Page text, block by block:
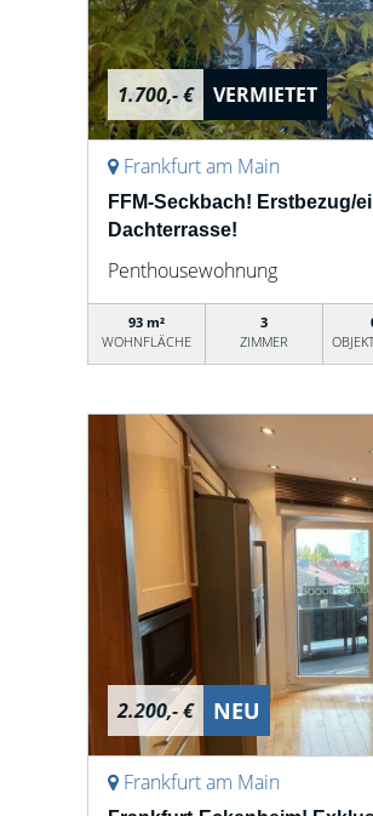
1.700,- € VERMIETET
Frankfurt am Main
FFM-Seckbach! Erstbezug/
Dachterrasse!
Penthousewohnung
93 m²
WOHNFLÄCHE
3
ZIMMER
2.200,- € NEU
Frankfurt am Main